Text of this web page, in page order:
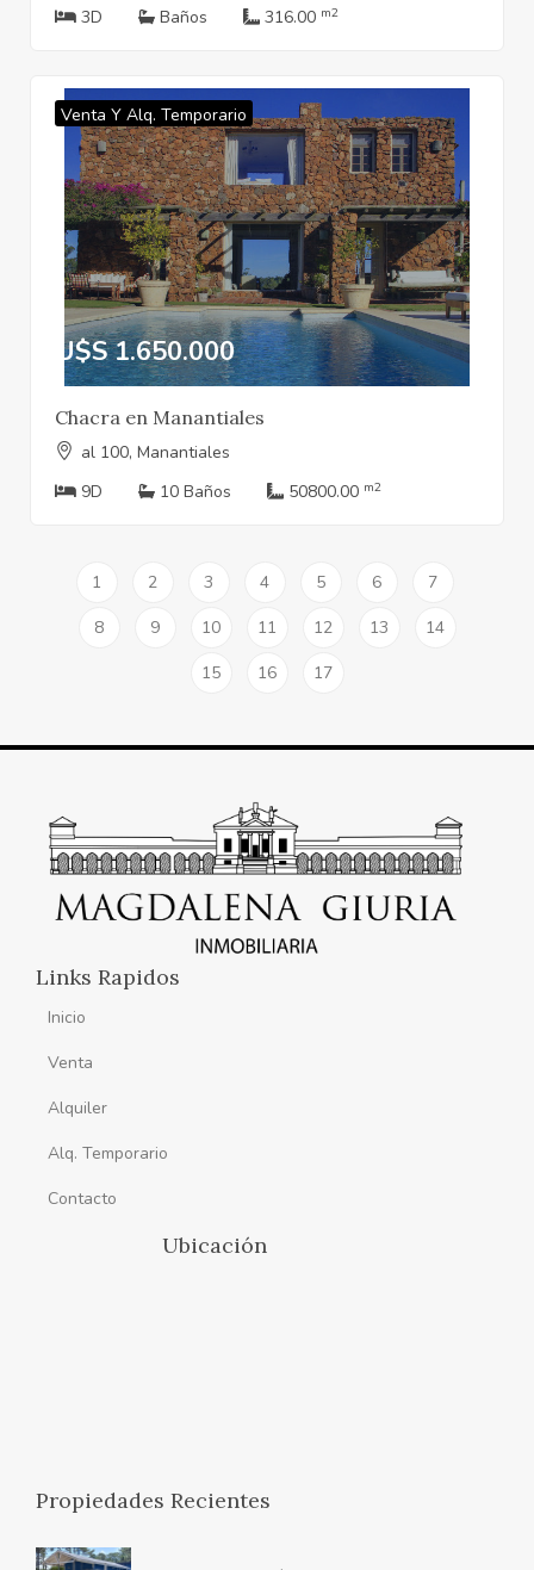
3D
Baños 316.00 m2
Venta Y Alq. Temporario
U$S 1.650.000
Chacra en Manantiales
al 100, Manantiales
9D
10 Baños 50800.00 m2
1 2 3 4 5 6
7
8
9 10 11 12 13
14
15
16 17
Links Rapidos
Inicio
Venta
Alquiler
Alq. Temporario
Contacto
Ubicación
Propiedades Recientes